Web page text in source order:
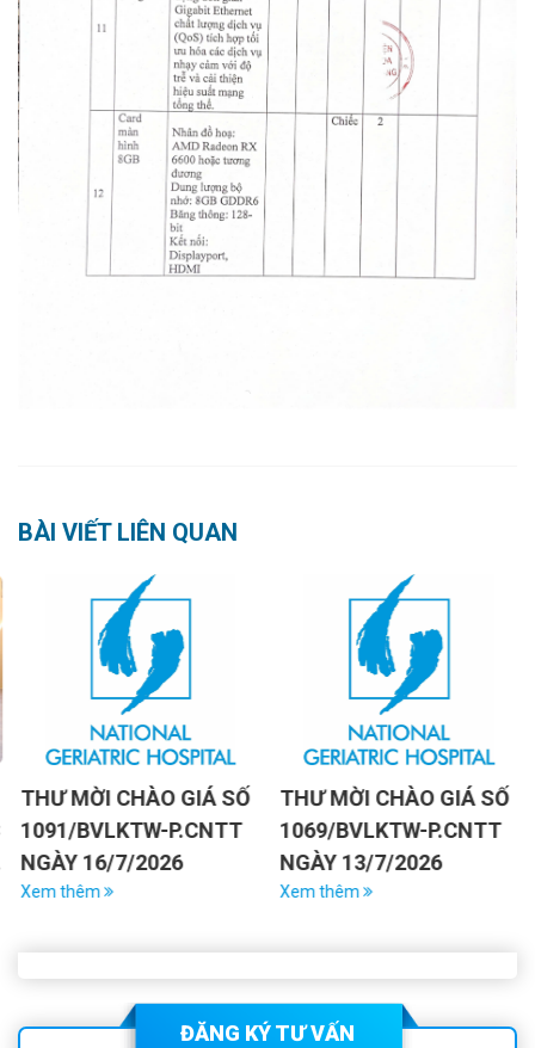
BÀI VIẾT LIÊN QUAN
THƯ MỜI CHÀO GIÁ SỐ
1091/BVLKTW-P.CNTT
NGÀY 16/7/2026
Xem thêm
THƯ MỜI CHÀO GIÁ SỐ
1069/BVLKTW-P.CNTT
NGÀY 13/7/2026
Xem thêm
ĐĂNG KÝ TƯ VẤN